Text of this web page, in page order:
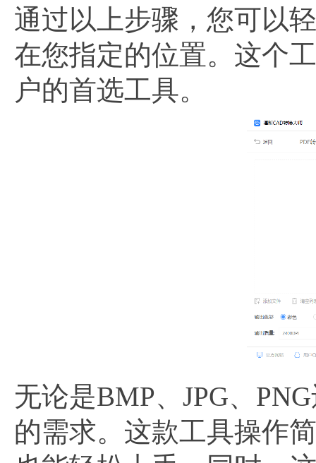
通过以上步骤，您可以
在您指定的位置。这个
户的首选工具。
无论是BMP、JPG、
的需求。这款工具操作